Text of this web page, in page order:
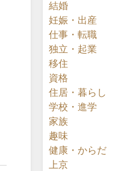
結婚
妊娠・出産
仕事・転職
独立・起業
移住
資格
住居・暮らし
学校・進学
家族
趣味
健康・からだ
上京